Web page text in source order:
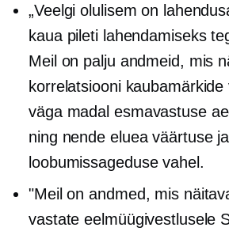
„Veelgi olulisem on
kaua pileti lahendamiseks
Meil on palju andmeid, mis
korrelatsiooni
väga madal esmavastuse
ning nende eluea väärtuse ja
loobumissageduse vahel.
"Meil on andmed, mis
vastate eelmüügivestlusele